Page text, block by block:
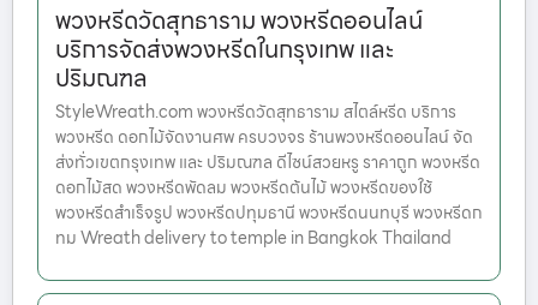
พวงหรีดวัดสุทธาราม พวงหรีดออนไลน์
บริการจัดส่งพวงหรีดในกรุงเทพ และ
ปริมณฑล
StyleWreath.com พวงหรีดวัดสุทธาราม สไตล์หรีด บริการ
พวงหรีด ดอกไม้จัดงานศพ ครบวงจร ร้านพวงหรีดออนไลน์ จัด
ส่งทั่วเขตกรุงเทพ และ ปริมณฑล ดีไซน์สวยหรู ราคาถูก พวงหรีด
ดอกไม้สด พวงหรีดพัดลม พวงหรีดต้นไม้ พวงหรีดของใช้
พวงหรีดสำเร็จรูป พวงหรีดปทุมธานี พวงหรีดนนทบุรี พวงหรีดก
ทม Wreath delivery to temple in Bangkok Thailand